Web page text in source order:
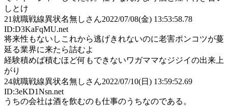
しとけ
21 就職戦線異状名無しさん2022/07/08(金) 13:53:58.78
ID:D3KaFqMU.net
将来性もないしこれから逃げきれないのに老害ポンコツが蔓
延る業界に来たら詰むよ
経験積めば積むほど何もできないワガママなジジイの出来上
がり
24就職戦線異状名無しさん2022/07/10(日) 13:59:52.69
ID:3eKD1Nsn.net
うちの会社は酒を飲むのも仕事のうちなのである。